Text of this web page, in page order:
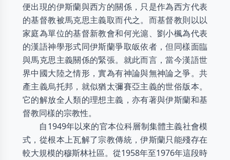
便出現的伊斯蘭與西方的關係，只是作為西方代表
的基督教被馬克思主義取而代之。而基督教則以以
家庭為單位的基督新教會和何光滬、劉小楓為代表
的漢語神學形式同伊斯蘭爭取皈依者，但同樣面臨
與馬克思主義關係的緊張。就此而言，當今漢語世
界中國大陸之情形，實為有神論與無神論之爭。共
產主義烏托邦，就似猶太彌賽亞主義的世俗版本。
它的解放全人類的理想主義，亦有著與伊斯蘭和基
督教同樣的宗教性。
自1949年以來的官本位科層制集體主義社會模
式，從根本上瓦解了宗教傳統，伊斯蘭只能殘存在
較大規模的穆斯林社區。從1958年至1976年這段時